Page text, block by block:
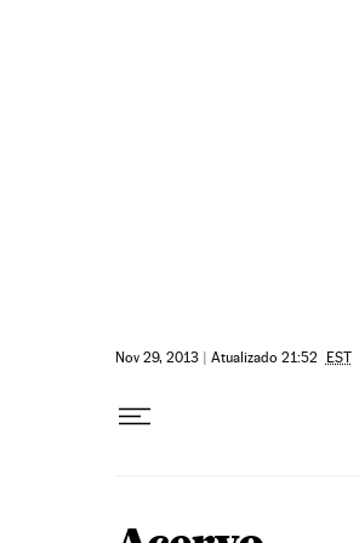
Nov 29, 2013 | Atualizado 21:52 EST